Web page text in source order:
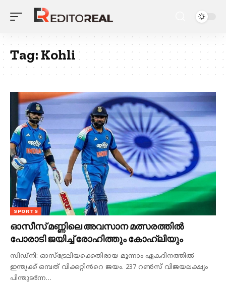
Tag:Kohli
SPORTS
ഓസീസ് മണ്ണിലെ അവസാന മത്സരത്തിൽ
പോരാടി ജയിച്ച് രോഹിത്തും കോഹ്ലിയും
സിഡ്നി: ഓസ്ട്രേലിയക്കെതിരായ മൂന്നാം ഏകദിനത്തിൽ
ഇന്ത്യക്ക് ഒമ്പത് വിക്കറ്റിൻറെ ജയം. 237 റൺസ് വിജയലക്ഷ്യം
പിന്തുടർന്ന…